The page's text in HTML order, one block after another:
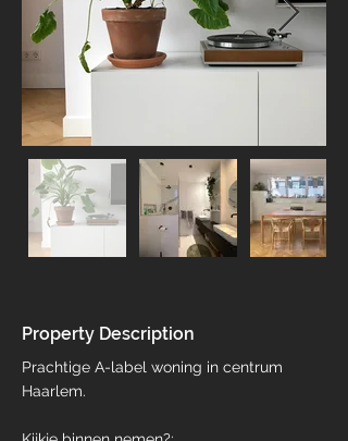
Property Description
Prachtige A-label woning in centrum
Haarlem.